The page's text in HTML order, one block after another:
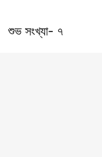
শুভ সংখ্যা- ৭